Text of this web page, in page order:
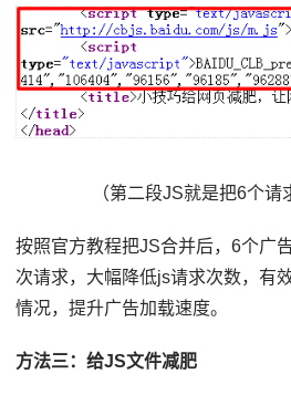
（第二段JS就是把6个请
按照官方教程把JS合并后，6个广
次请求，大幅降低js请求次数，有
情况，提升广告加载速度。
方法三：给JS文件减肥